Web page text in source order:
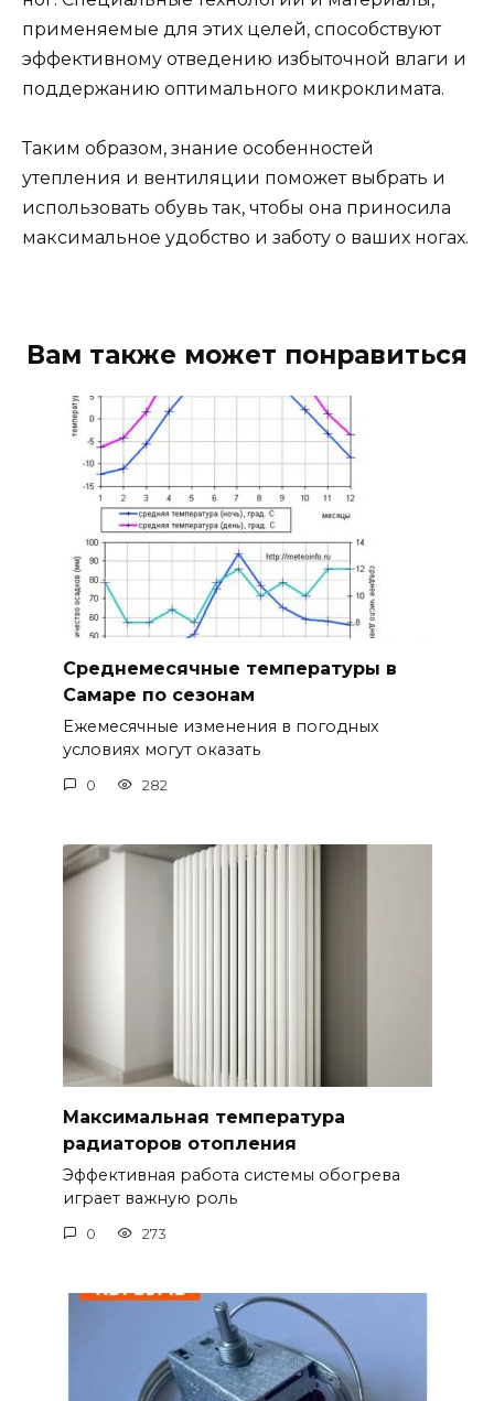
применяемые для этих целей, способствуют
эффективному отведению избыточной влаги и
поддержанию оптимального микроклимата.
Таким образом, знание особенностей
утепления и вентиляции поможет выбрать и
использовать обувь так, чтобы она приносила
максимальное удобство и заботу о ваших ногах.
Вам также может понравиться
Среднемесячные температуры в
Самаре по сезонам
Ежемесячные изменения в погодных
условиях могут оказать
0 282
Максимальная температура
радиаторов отопления
Эффективная работа системы обогрева
играет важную роль
0 273